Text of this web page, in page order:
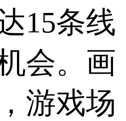
15条线
会。画
游戏场